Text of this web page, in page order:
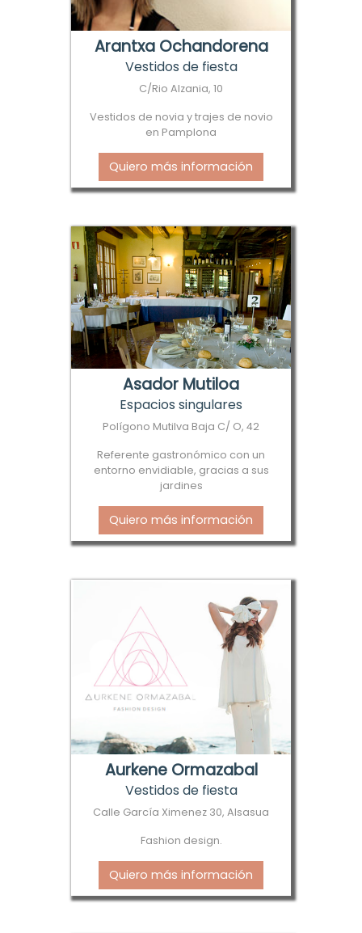
Arantxa Ochandorena
Vestidos de fiesta
C/Rio Alzania, 10
Vestidos de novia y trajes de novio
en Pamplona
Quiero más información
Asador Mutiloa
Espacios singulares
Polígono Mutilva Baja C/ O, 42
Referente gastronómico con un
entorno envidiable, gracias a sus
jardines
Quiero más información
Aurkene Ormazabal
Vestidos de fiesta
Calle García Ximenez 30, Alsasua
Fashion design.
Quiero más información